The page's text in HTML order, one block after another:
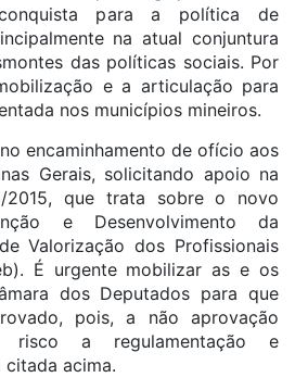
para a política de
na atual conjuntura
das políticas sociais. Por
e a articulação para
nos municípios mineiros.
encaminhamento de ofício aos
Gerais, solicitando apoio na
2015, que trata sobre o novo
e Desenvolvimento da
Valorização dos Profissionais
É urgente mobilizar as e os
dos Deputados para que
pois, a não aprovação
a regulamentação e
citada acima.